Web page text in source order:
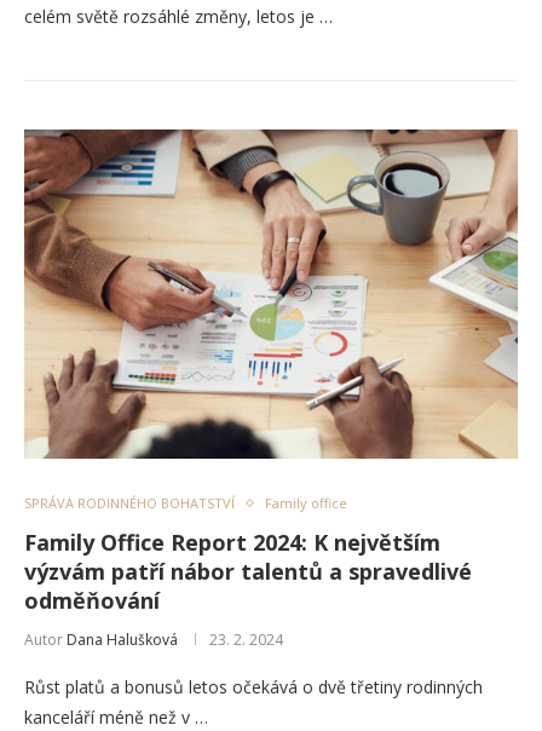
celém světě rozsáhlé změny, letos je …
SPRÁVA RODINNÉHO BOHATSTVÍ Family office
Family Office Report 2024: K největším
výzvám patří nábor talentů a spravedlivé
odměňování
Autor Dana Halušková 23. 2. 2024
Růst platů a bonusů letos očekává o dvě třetiny rodinných
kanceláří méně než v …